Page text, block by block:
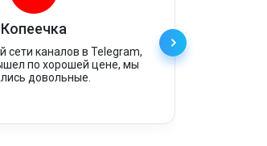
Копеечка
сети каналов в Telegram,
по хорошей цене, мы
довольные.